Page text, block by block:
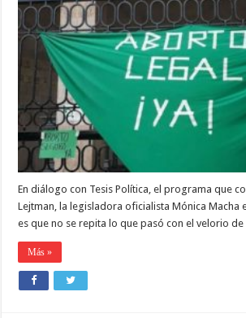
MACHA,ASEGURÓ
QUE
NO
HABRÁ
MARCHAS,
EL
DÍA
SE
DISCUTA
LA
En diálogo con Tesis Política, el programa que
Lejtman, la legisladora oficialista Mónica Macha
es que no se repita lo que pasó con el velorio
Más »